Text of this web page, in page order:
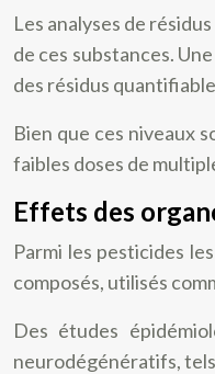
Les analyses de
de ces substances.
des résidus
Bien que ces niveaux
faibles doses de
Effets des
Parmi les pesticides
composés, utilisés
Des études
neurodégénératifs,